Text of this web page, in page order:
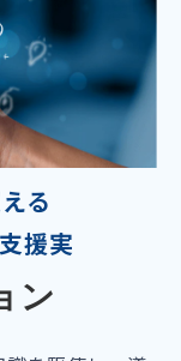
る
援実
ン